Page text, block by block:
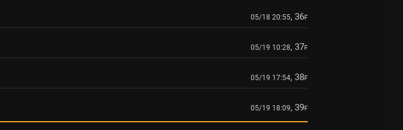
05/18 20:55, 36F
05/19 10:28, 37F
05/19 17:54, 38F
05/19 18:09, 39F